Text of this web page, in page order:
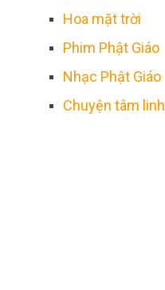
Hoa mặt trời
Phim Phật Giáo
Nhạc Phật Giáo
Chuyện tâm linh